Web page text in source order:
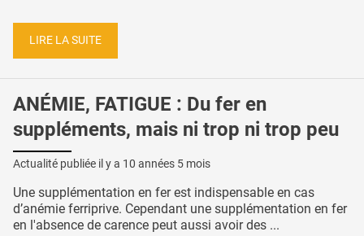
LIRE LA SUITE
ANÉMIE, FATIGUE : Du fer en
suppléments, mais ni trop ni trop peu
Actualité publiée il y a 10 années 5 mois
Une supplémentation en fer est indispensable en cas
d’anémie ferriprive. Cependant une supplémentation en fer
en l'absence de carence peut aussi avoir des ...